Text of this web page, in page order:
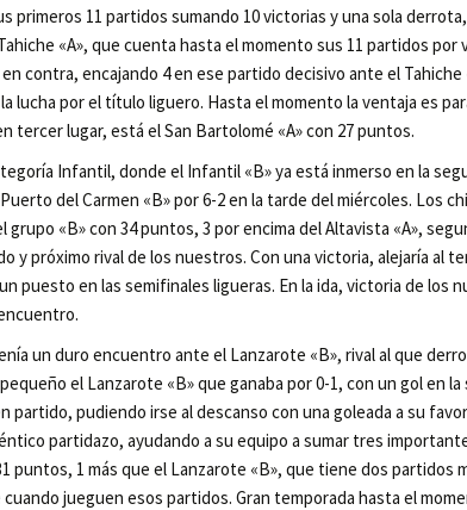
primeros 11 partidos sumando 10 victorias y una sola
«A», que cuenta hasta el momento sus 11 partidos por
contra, encajando 4 en ese partido decisivo ante el Tahiche
lucha por el título liguero. Hasta el momento la ventaja es
tercer lugar, está el San Bartolomé «A» con 27 puntos.
Infantil, donde el Infantil «B» ya está inmerso en la
del Carmen «B» por 6-2 en la tarde del miércoles. Los
grupo «B» con 34 puntos, 3 por encima del Altavista «A»,
y próximo rival de los nuestros. Con una victoria, alejaría al
puesto en las semifinales ligueras. En la ida, victoria de los
un duro encuentro ante el Lanzarote «B», rival al que
el Lanzarote «B» que ganaba por 0-1, con un gol en
partido, pudiendo irse al descanso con una goleada a su
partidazo, ayudando a su equipo a sumar tres
puntos, 1 más que el Lanzarote «B», que tiene dos partidos
jueguen esos partidos. Gran temporada hasta el